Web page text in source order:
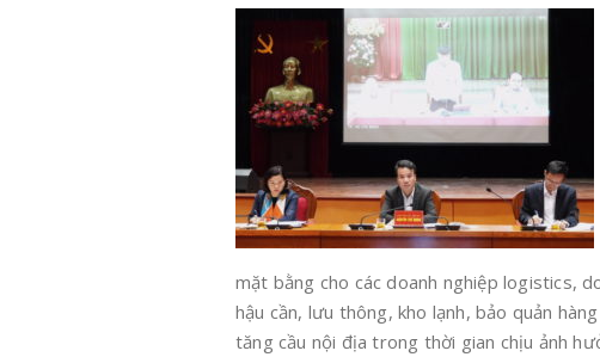
mặt bằng cho các doanh nghiệp logistics,
hậu cần, lưu thông, kho lạnh, bảo quản
tăng cầu nội địa trong thời gian chịu ảnh